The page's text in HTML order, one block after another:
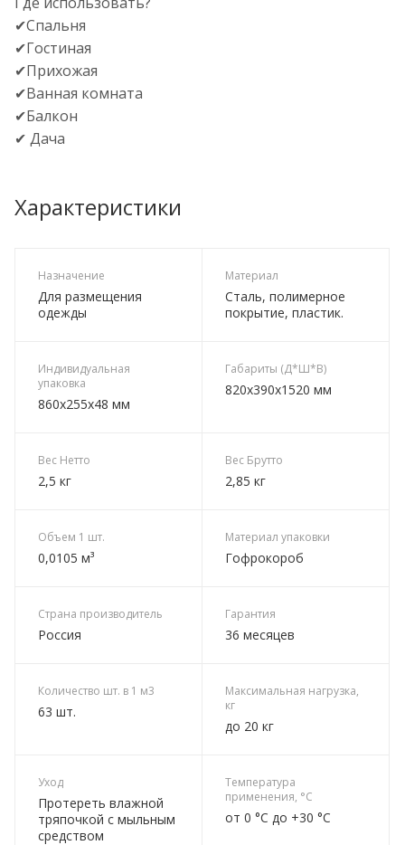
✔Спальня
✔Гостиная
✔Прихожая
✔Ванная комната
✔Балкон
✔ Дача
Характеристики
Назначение
Для размещения
одежды
Материал
Сталь, полимерное
покрытие, пластик.
Индивидуальная
упаковка
860х255х48 мм
Габариты (Д*Ш*В)
820х390х1520 мм
Вес Нетто
2,5 кг
Вес Брутто
2,85 кг
Объем 1 шт.
0,0105 м³
Материал упаковки
Гофрокороб
Страна производитель
Россия
Гарантия
36 месяцев
Количество шт. в 1 м3
63 шт.
Максимальная нагрузка,
кг
до 20 кг
Уход
Протереть влажной
тряпочкой с мыльным
средством
Температура
применения, °C
от 0 °C до +30 °C